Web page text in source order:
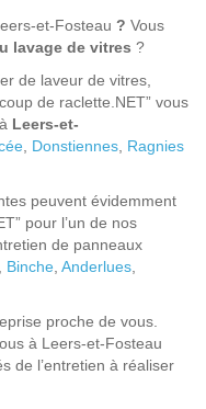
et-Fosteau ? Vous
lavage de vitres ?
de laveur de vitres,
de raclette.NET” vous
Leers-et-
, Donstiennes, Ragnies
peuvent évidemment
pour l’un de nos
de panneaux
, Binche, Anderlues,
proche de vous.
à Leers-et-Fosteau
de l’entretien à réaliser